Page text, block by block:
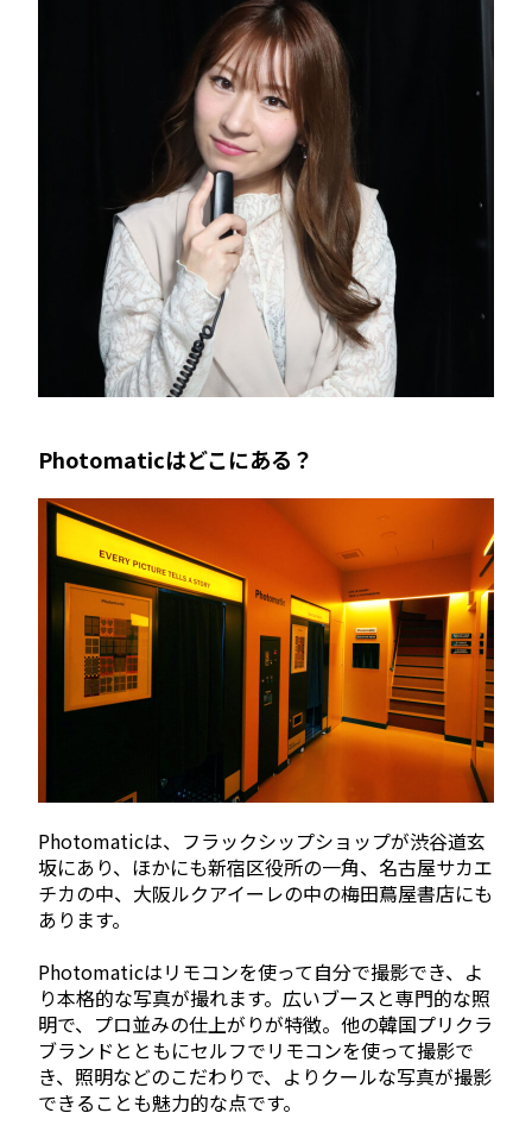
Photomaticはどこにある？
Photomaticは、フラックシップショップが渋谷道玄
坂にあり、ほかにも新宿区役所の一角、名古屋サカエ
チカの中、大阪ルクアイーレの中の梅田蔦屋書店にも
あります。
Photomaticはリモコンを使って自分で撮影でき、よ
り本格的な写真が撮れます。広いブースと専門的な照
明で、プロ並みの仕上がりが特徴。他の韓国プリクラ
ブランドとともにセルフでリモコンを使って撮影で
き、照明などのこだわりで、よりクールな写真が撮影
できることも魅力的な点です。